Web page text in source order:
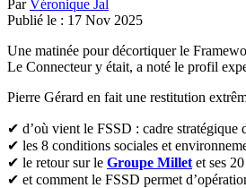
ParVéronique Jal
Publié le : 17 Nov 2025
Une matinée pour décortiquer le
Le Connecteur y était, a noté le profil
Pierre Gérard en fait une restitution
✔ d’où vient le FSSD : cadre stratégique
✔ les 8 conditions sociales et
✔ le retour sur le Groupe Millet et ses
✔ et comment le FSSD permet